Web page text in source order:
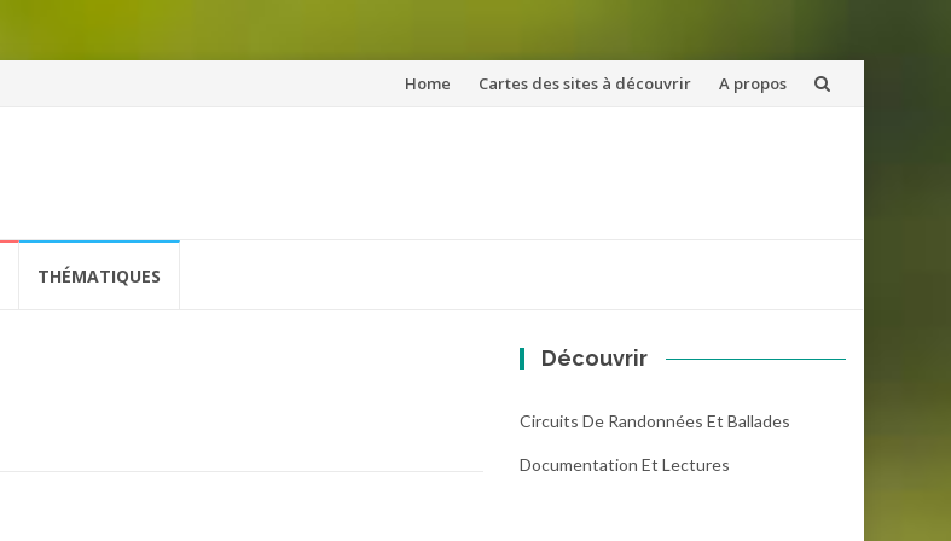
Aller
Home Cartes des sites à découvrir A propos
THÉMATIQUES
Découvrir
Circuits De Randonnées Et Ballades
Documentation Et Lectures